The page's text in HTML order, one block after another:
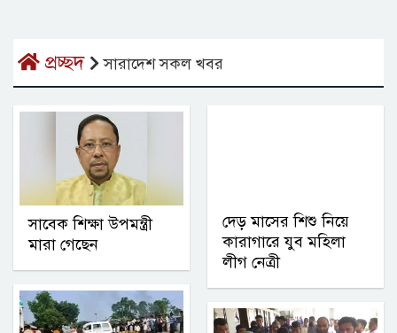
প্রচ্ছদ সারাদেশ সকল খবর
সাবেক শিক্ষা উপমন্ত্রী
মারা গেছেন
দেড় মাসের শিশু নিয়ে
কারাগারে যুব মহিলা
লীগ নেত্রী